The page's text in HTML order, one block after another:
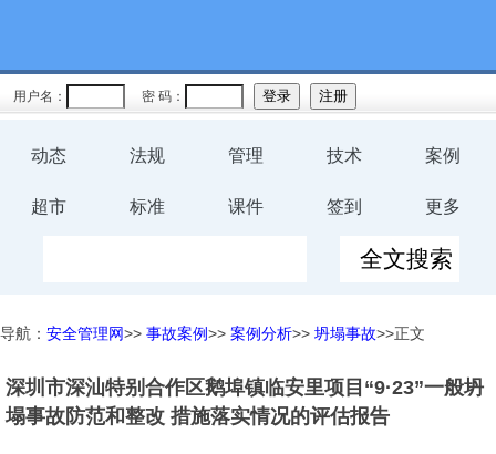
用户名： 密 码：
动态 法规 管理 技术 案例
超市 标准 课件 签到 更多
规程
预案
评价
生
环保
导航： 安全管理网>> 事故案例>> 案例分析>> 坍塌事故>>正文
深圳市深汕特别合作区鹅埠镇临安里项目“9·23”一般坍
塌事故防范和整改 措施落实情况的评估报告